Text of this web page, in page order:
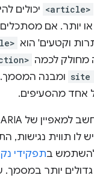
<article> יכולים
יותר. אם
וקטעים' הוא
מחולק לכמה
site ומבנה
אחד מהסעיפים.
לו תווית נגישות,
בתפקידי
יותר במסמך.